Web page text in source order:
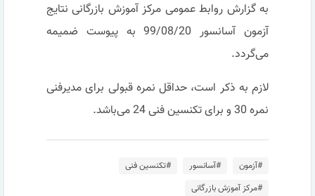
به گزارش روابط عمومی مرکز آموزش بازرگانی نتایج
آزمون آسانسور 99/08/20 به پیوست ضمیمه
می‌گردد.
لازم به ذکر است، حداقل نمره قبولی برای مدیرفنی
نمره 30 و برای تکنسین فنی 24 می‌باشد.
#آزمون #آسانسور
#تکنسین فنی
#مرکز آموزش بازرگانی